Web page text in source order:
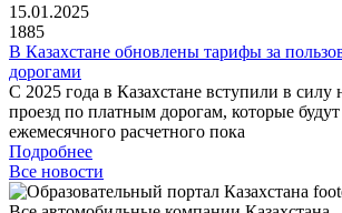
15.01.2025
1885
В Казахстане обновлены тарифы за
дорогами
С 2025 года в Казахстане вступили в силу
проезд по платным дорогам, которые будут
ежемесячного расчетного пока
Подробнее
Все новости